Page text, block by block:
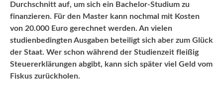
Durchschnitt auf, um sich ein Bachelor-Studium zu
finanzieren. Für den Master kann nochmal mit Kosten
von 20.000 Euro gerechnet werden. An vielen
studienbedingten Ausgaben beteiligt sich aber zum Glück
der Staat. Wer schon während der Studienzeit fleißig
Steuererklärungen abgibt, kann sich später viel Geld vom
Fiskus zurückholen.